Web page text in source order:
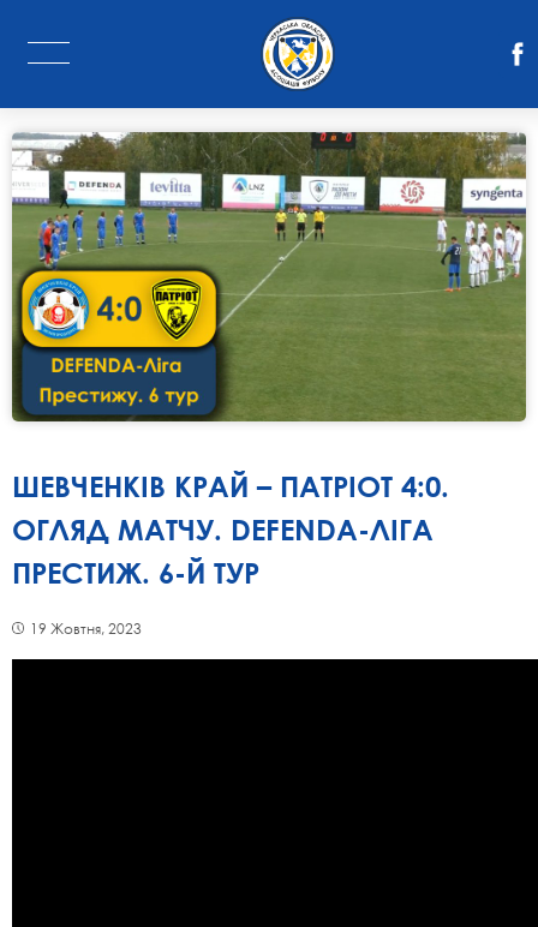
ШЕВЧЕНКІВ КРАЙ – ПАТРІОТ 4:0.
ОГЛЯД МАТЧУ. DEFENDA-ЛІГА
ПРЕСТИЖ. 6-Й ТУР
19 Жовтня, 2023